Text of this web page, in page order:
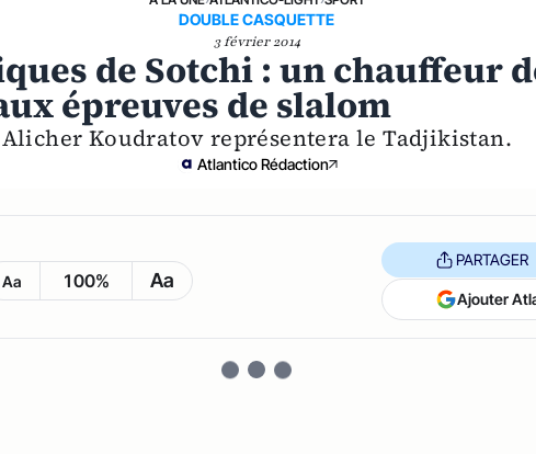
DOUBLE CASQUETTE
3 février 2014
de Sotchi : un chauffeur
épreuves de slalom
Alicher Koudratov représentera le Tadjikistan.
Atlantico Rédaction
Aa 100% Aa
PARTAGER
Ajouter